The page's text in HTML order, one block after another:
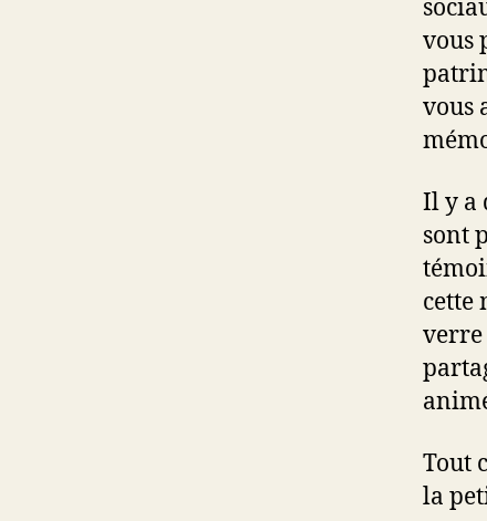
vous
vous
Il y a
sont
cette
verre
Tout
la